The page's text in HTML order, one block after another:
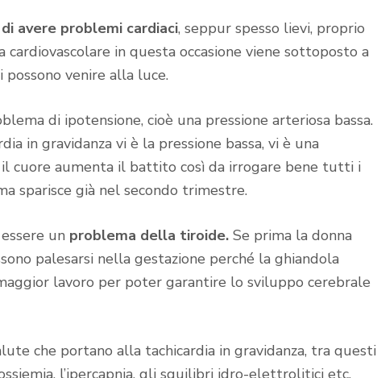
avere problemi cardiaci, seppur spesso lievi, proprio
in questa occasione viene sottoposto a
possono venire alla luce.
di ipotensione, cioè una pressione arteriosa bassa.
in gravidanza vi è la pressione bassa, vi è una
il cuore aumenta il battito così da irrogare bene tutti i
sparisce già nel secondo trimestre.
un problema della tiroide. Se prima la donna
palesarsi nella gestazione perché la ghiandola
lavoro per poter garantire lo sviluppo cerebrale
che portano alla tachicardia in gravidanza, tra questi
l’ipercapnia, gli squilibri idro-elettrolitici etc.